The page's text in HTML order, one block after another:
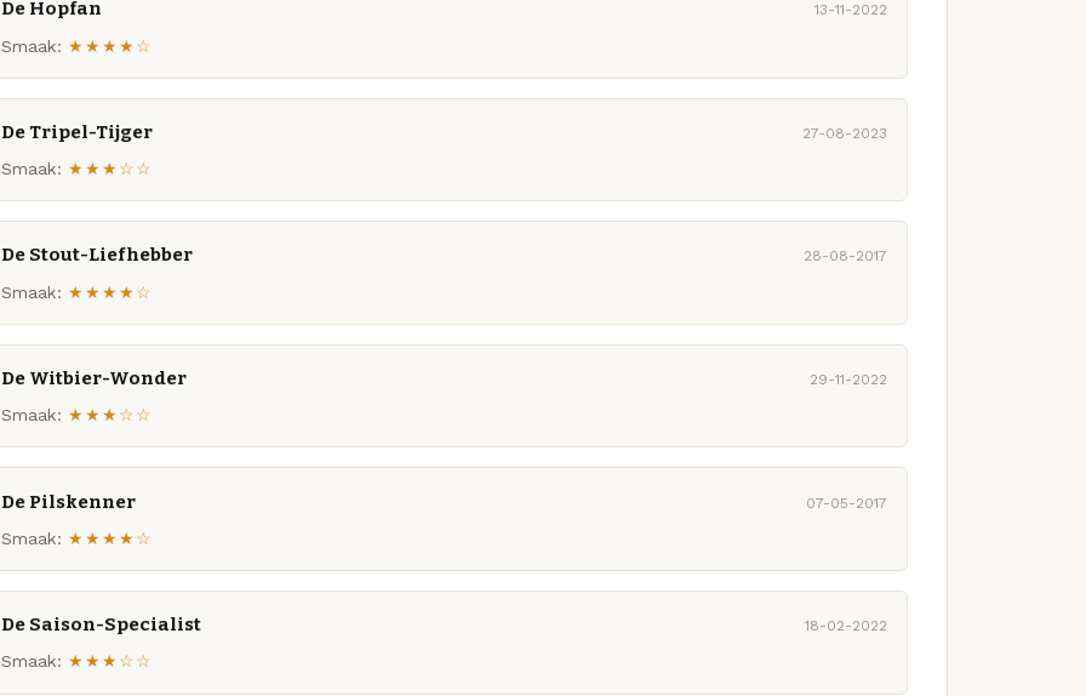
De Hopfan 13-11-2022
Smaak: ★★★★☆
De Tripel-Tijger 27-08-2023
Smaak: ★★★☆☆
De Stout-Liefhebber 28-08-2017
Smaak: ★★★★☆
De Witbier-Wonder 29-11-2022
Smaak: ★★★☆☆
De Pilskenner 07-05-2017
Smaak: ★★★★☆
De Saison-Specialist 18-02-2022
Smaak: ★★★☆☆